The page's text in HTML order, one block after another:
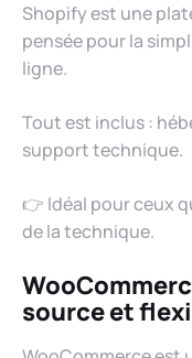
Shopify est une
pensée pour la
ligne.
Tout est inclus :
support technique.
👉 Idéal pour ceux
de la technique.
source et